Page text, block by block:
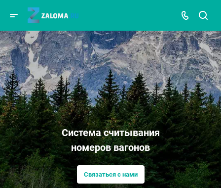
Система считывания
номеров вагонов
Связаться с нами